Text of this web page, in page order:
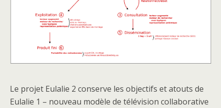
Le projet Eulalie 2 conserve les objectifs et atouts de
Eulalie 1 – nouveau modèle de télévision collaborative